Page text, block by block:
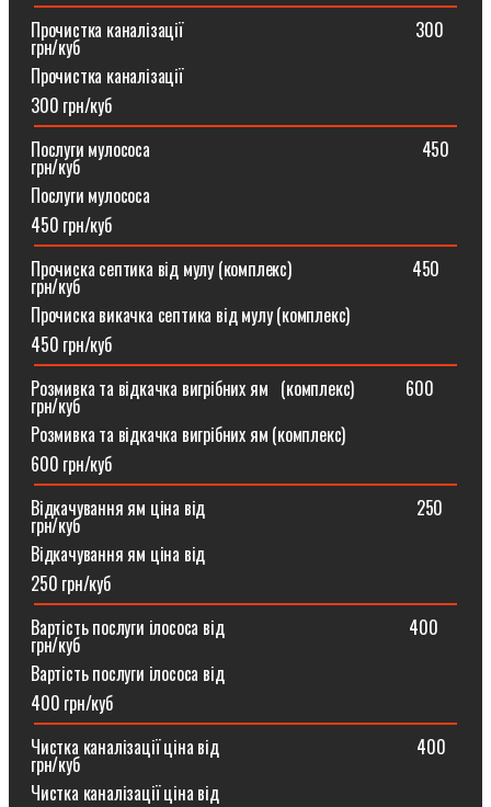
Прочистка каналізації⠀⠀⠀⠀⠀⠀⠀⠀⠀⠀⠀⠀⠀⠀⠀⠀⠀⠀300
грн/куб
Прочистка каналізації
300 грн/куб
Послуги мулососа⠀⠀⠀⠀⠀⠀⠀⠀⠀⠀⠀⠀⠀⠀⠀⠀⠀⠀⠀⠀⠀450
грн/куб
Послуги мулососа
450 грн/куб
Прочиска септика від мулу (комплекс) ⠀⠀⠀⠀⠀⠀⠀⠀⠀450
грн/куб
Прочиска викачка септика від мулу (комплекс)
450 грн/куб
Розмивка та відкачка вигрібних ям⠀(комплекс)⠀⠀⠀⠀600
грн/куб
Розмивка та відкачка вигрібних ям (комплекс)⠀
600 грн/куб
Відкачування ям ціна від ⠀⠀⠀⠀⠀⠀⠀⠀⠀⠀⠀⠀⠀⠀⠀⠀250
грн/куб
Відкачування ям ціна від
250 грн/куб
Вартість послуги ілососа від ⠀⠀⠀⠀⠀⠀⠀⠀⠀⠀⠀⠀⠀⠀400
грн/куб
Вартість послуги ілососа від
400 грн/куб
Чистка каналізації ціна від ⠀⠀⠀⠀⠀⠀⠀⠀⠀⠀⠀⠀⠀⠀⠀400
грн/куб
Чистка каналізації ціна від